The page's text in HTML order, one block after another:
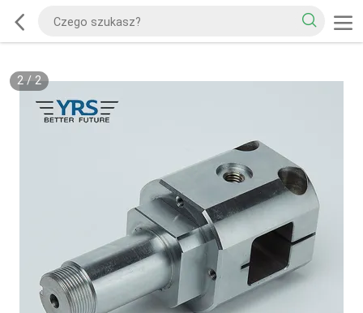
2/2